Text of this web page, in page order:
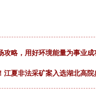
略，用好环境能量为事业成
江夏非法采矿案入选湖北高